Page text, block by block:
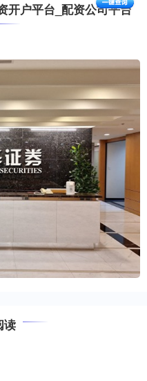
开户平台_配资公司平台
读